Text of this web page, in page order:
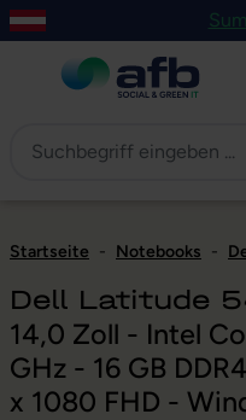
Hauptinhalt springen
Zur Navigation der B2B-
Startseite - Notebooks -
Dell Latitude
14,0 Zoll - Intel
GHz - 16 GB
x 1080 FHD -